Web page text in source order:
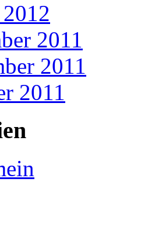
2011
2011
2011